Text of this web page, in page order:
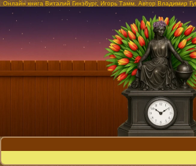
Онлайн книга Виталий Гинзбург, Игорь Тамм. Автор Владимир